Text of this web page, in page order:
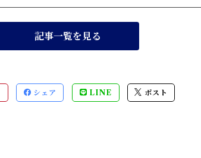
記事一覧を見る
シェア LINE ポスト